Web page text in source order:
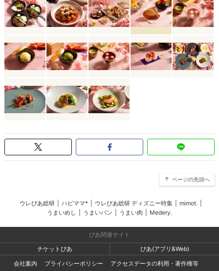
ページの先頭へ
ウレぴあ総研 ハピママ* ウレぴあ総研 ディズニー特集 mimot.
うまいめし
うまいパン うまい肉 Medery.
ぴあ関連サイト
チケットぴあ
ぴあ(アプリ&Web)
会社案内
プライバシーポリシー アクセスデータの利用・著作権等